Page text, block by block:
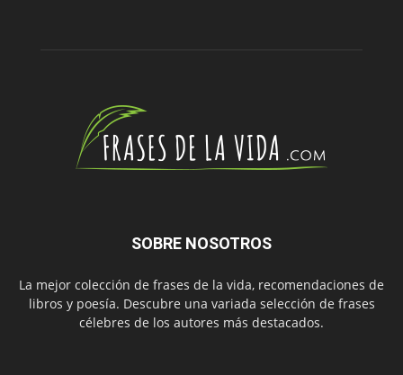
SOBRE NOSOTROS
La mejor colección de frases de la vida, recomendaciones de
libros y poesía. Descubre una variada selección de frases
célebres de los autores más destacados.